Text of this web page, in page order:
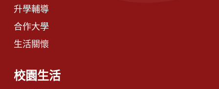
升學輔導
合作大學
生活關懷
校園生活